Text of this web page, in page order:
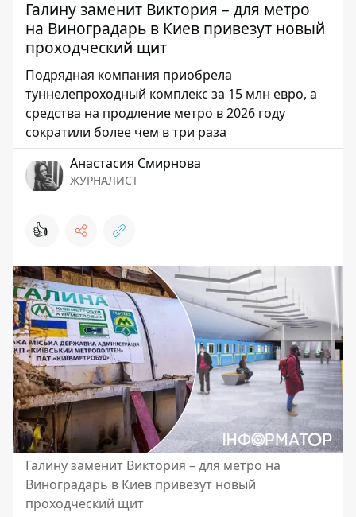
Галину заменит Виктория – для метро
на Виноградарь в Киев привезут новый
проходческий щит
Подрядная компания приобрела
туннелепроходный комплекс за 15 млн евро, а
средства на продление метро в 2026 году
сократили более чем в три раза
Анастасия Смирнова
ЖУРНАЛИСТ
👍
Галину заменит Виктория – для метро на
Виноградарь в Киев привезут новый
проходческий щит